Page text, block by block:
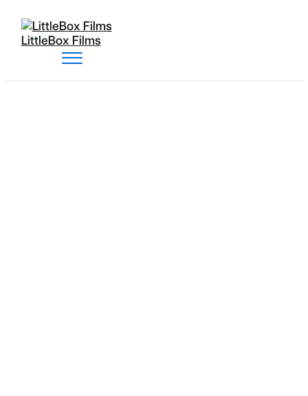
LittleBox Films